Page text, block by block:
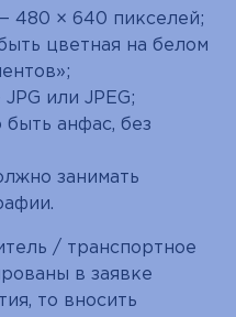
480 × 640 пикселей;
цветная на белом
или JPEG;
анфас, без
занимать
/ транспортное
в заявке
то вносить